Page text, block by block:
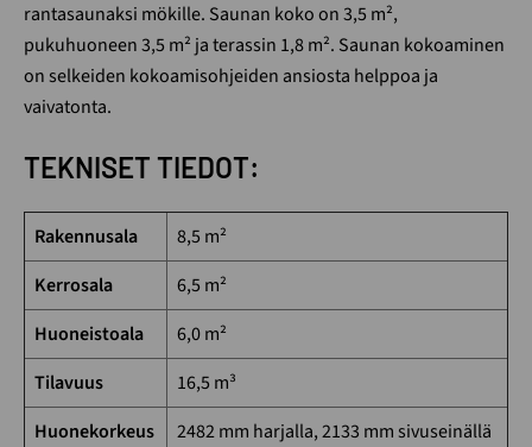
rantasaunaksi mökille. Saunan koko on 3,5 m²,
pukuhuoneen 3,5 m² ja terassin 1,8 m². Saunan kokoaminen
on selkeiden kokoamisohjeiden ansiosta helppoa ja
vaivatonta.
TEKNISET TIEDOT:
Rakennusala
8,5 m²
Kerrosala
6,5 m²
Huoneistoala
6,0 m²
Tilavuus
16,5 m³
Huonekorkeus
2482 mm harjalla, 2133 mm sivuseinällä